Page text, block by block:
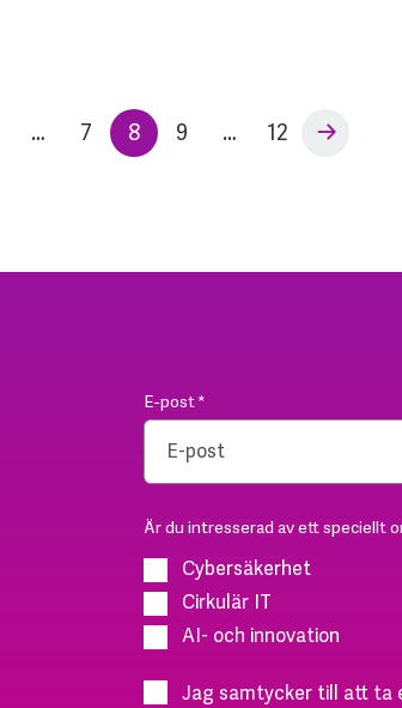
… 7 8 9 … 12
E-post*
Är du intresserad av ett speciellt
Cybersäkerhet
Cirkulär IT
AI- och innovation
Jag samtycker till att ta